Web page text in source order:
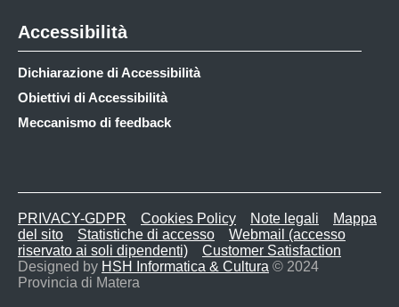
Accessibilità
Dichiarazione di Accessibilità
Obiettivi di Accessibilità
Meccanismo di feedback
PRIVACY-GDPR Cookies Policy Note legali
Mappa
del sito
Statistiche di accesso
Webmail (accesso
riservato ai soli dipendenti)
Customer Satisfaction
Designed by HSH Informatica & Cultura © 2024
Provincia di Matera